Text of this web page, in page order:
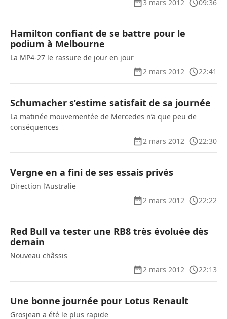
3 mars 2012 09:36
Hamilton confiant de se battre pour le
podium à Melbourne
La MP4-27 le rassure de jour en jour
2 mars 2012
22:41
Schumacher s’estime satisfait de sa journée
La matinée mouvementée de Mercedes n’a que peu de
conséquences
2 mars 2012
22:30
Vergne en a fini de ses essais privés
Direction l’Australie
2 mars 2012
22:22
Red Bull va tester une RB8 très évoluée dès
demain
Nouveau châssis
2 mars 2012
22:13
Une bonne journée pour Lotus Renault
Grosjean a été le plus rapide